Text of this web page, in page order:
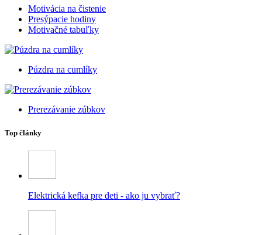
Motivácia na čistenie
Presýpacie hodiny
Motivačné tabuľky
Púzdra na cumlíky
Prerezávanie zúbkov
Top články
Elektrická kefka pre deti - ako ju vybrať?